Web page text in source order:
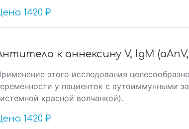
1420 ₽
к аннексину V, IgM
этого исследования
у пациенток с аутоиммунными
красной волчанкой).
1420 ₽